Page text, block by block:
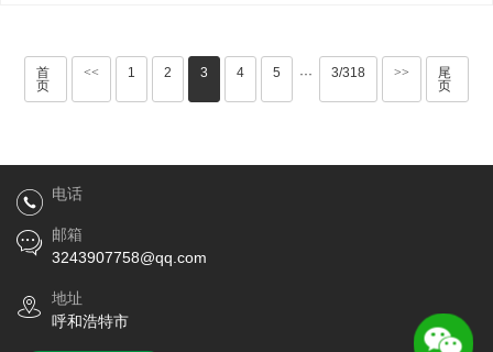
首
页
<< 1 2 3 4 5 ··· 3/318 >>
尾
页
电话
邮箱
3243907758@qq.com
地址
呼和浩特市